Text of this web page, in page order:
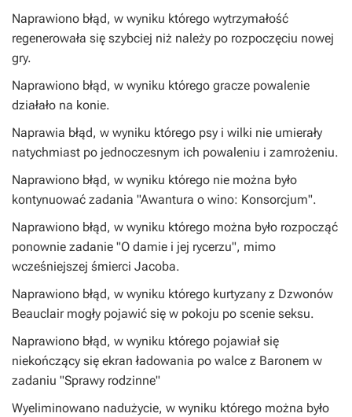
Naprawiono błąd, w wyniku którego wytrzymałość
regenerowała się szybciej niż należy po rozpoczęciu nowej
gry.
Naprawiono błąd, w wyniku którego gracze powalenie
działało na konie.
Naprawia błąd, w wyniku którego psy i wilki nie umierały
natychmiast po jednoczesnym ich powaleniu i zamrożeniu.
Naprawiono błąd, w wyniku którego nie można było
kontynuować zadania "Awantura o wino: Konsorcjum".
Naprawiono błąd, w wyniku którego można było rozpocząć
ponownie zadanie "O damie i jej rycerzu", mimo
wcześniejszej śmierci Jacoba.
Naprawiono błąd, w wyniku którego kurtyzany z Dzwonów
Beauclair mogły pojawić się w pokoju po scenie seksu.
Naprawiono błąd, w wyniku którego pojawiał się
niekończący się ekran ładowania po walce z Baronem w
zadaniu "Sprawy rodzinne"
Wyeliminowano nadużycie, w wyniku którego można było